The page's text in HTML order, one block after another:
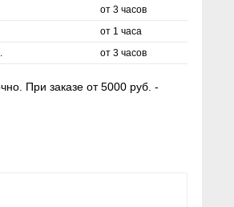
от 3 часов
от 1 часа
от 3 часов
При заказе от 5000 руб. -